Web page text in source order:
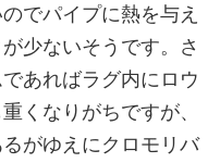
でパイプに熱を与え
少ないそうです。さ
あればラグ内にロウ
くなりがちですが、
がゆえにクロモリバ